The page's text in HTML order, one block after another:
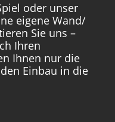
oder unser
eigene Wand/
Sie uns –
Ihren
Ihnen nur die
Einbau in die